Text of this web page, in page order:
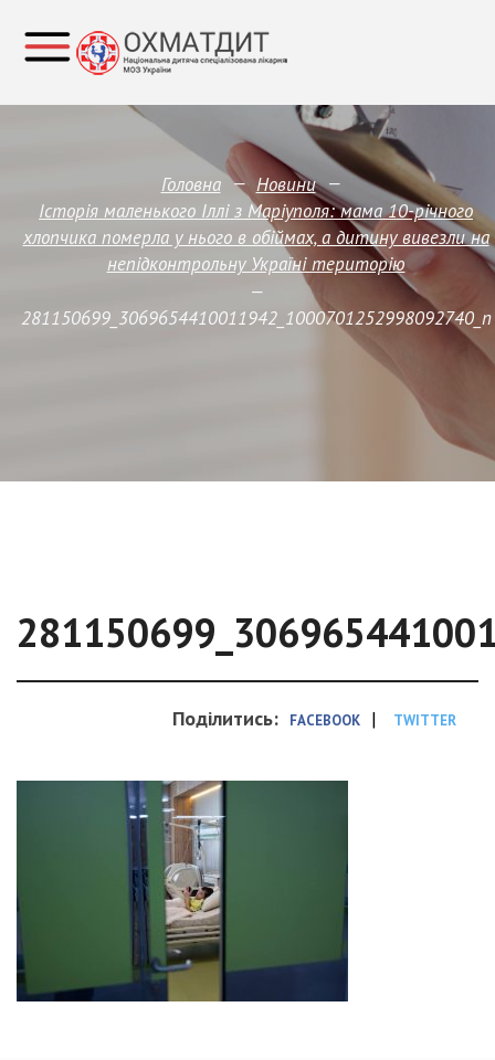
Головна — Новини —
Історія маленького Іллі з Маріуполя: мама 10-річного
хлопчика померла у нього в обіймах, а дитину вивезли на
непідконтрольну Україні територію
—
281150699_3069654410011942_1000701252998092740_n
Поділитись: FACEBOOK | TWITTER